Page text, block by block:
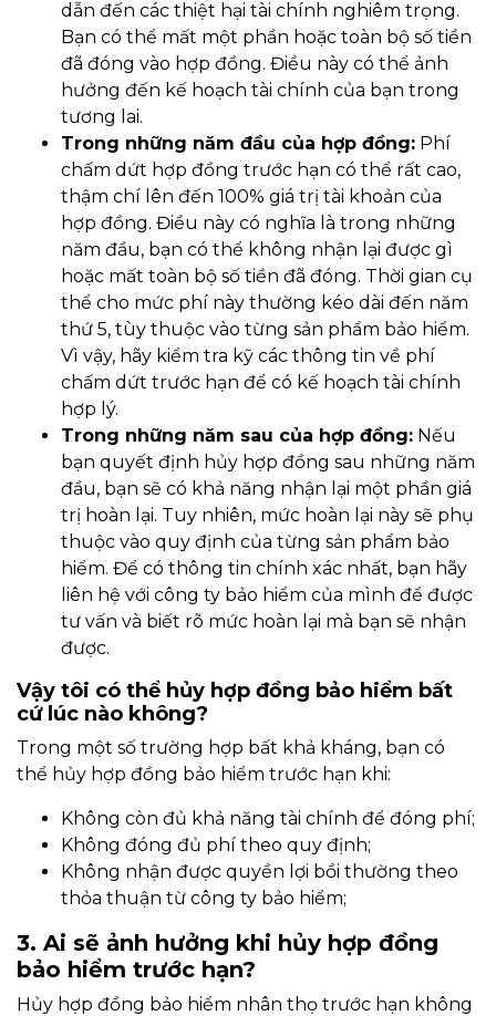
dẫn đến các thiệt hại tài chính nghiêm trọng.
Bạn có thể mất một phần hoặc toàn bộ số tiền
đã đóng vào hợp đồng. Điều này có thể ảnh
hưởng đến kế hoạch tài chính của bạn trong
tương lai.
Trong những năm đầu của hợp đồng: Phí
chấm dứt hợp đồng trước hạn có thể rất cao,
thậm chí lên đến 100% giá trị tài khoản của
hợp đồng. Điều này có nghĩa là trong những
năm đầu, bạn có thể không nhận lại được gì
hoặc mất toàn bộ số tiền đã đóng. Thời gian cụ
thể cho mức phí này thường kéo dài đến năm
thứ 5, tùy thuộc vào từng sản phẩm bảo hiểm.
Vì vậy, hãy kiểm tra kỹ các thông tin về phí
chấm dứt trước hạn để có kế hoạch tài chính
hợp lý.
Trong những năm sau của hợp đồng: Nếu
bạn quyết định hủy hợp đồng sau những năm
đầu, bạn sẽ có khả năng nhận lại một phần giá
trị hoàn lại. Tuy nhiên, mức hoàn lại này sẽ phụ
thuộc vào quy định của từng sản phẩm bảo
hiểm. Để có thông tin chính xác nhất, bạn hãy
liên hệ với công ty bảo hiểm của mình để được
tư vấn và biết rõ mức hoàn lại mà bạn sẽ nhận
được.
Vậy tôi có thể hủy hợp đồng bảo hiểm bất
cứ lúc nào không?
Trong một số trường hợp bất khả kháng, bạn có
thể hủy hợp đồng bảo hiểm trước hạn khi:
Không còn đủ khả năng tài chính để đóng phí;
Không đóng đủ phí theo quy định;
Không nhận được quyền lợi bồi thường theo
thỏa thuận từ công ty bảo hiểm;
3. Ai sẽ ảnh hưởng khi hủy hợp đồng
bảo hiểm trước hạn?
Hủy hợp đồng bảo hiểm nhân thọ trước hạn không